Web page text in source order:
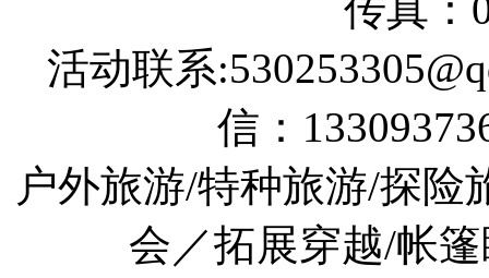
活动联系
信：
户外旅游/特种旅游/探险
会／拓展穿越/帐